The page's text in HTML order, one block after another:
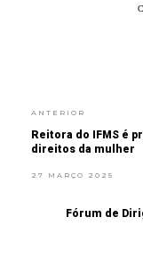
ANTERIOR
Reitora do IFMS é
direitos da mulher
27 MARÇO 2025
Fórum de